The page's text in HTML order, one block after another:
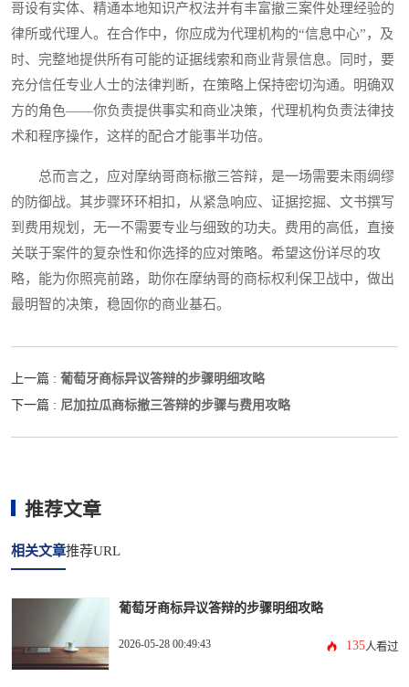
哥设有实体、精通本地知识产权法并有丰富撤三案件处理经验的
律所或代理人。在合作中，你应成为代理机构的“信息中心”，及
时、完整地提供所有可能的证据线索和商业背景信息。同时，要
充分信任专业人士的法律判断，在策略上保持密切沟通。明确双
方的角色——你负责提供事实和商业决策，代理机构负责法律技
术和程序操作，这样的配合才能事半功倍。
总而言之，应对摩纳哥商标撤三答辩，是一场需要未雨绸缪
的防御战。其步骤环环相扣，从紧急响应、证据挖掘、文书撰写
到费用规划，无一不需要专业与细致的功夫。费用的高低，直接
关联于案件的复杂性和你选择的应对策略。希望这份详尽的攻
略，能为你照亮前路，助你在摩纳哥的商标权利保卫战中，做出
最明智的决策，稳固你的商业基石。
上一篇 : 葡萄牙商标异议答辩的步骤明细攻略
下一篇 : 尼加拉瓜商标撤三答辩的步骤与费用攻略
推荐文章
相关文章推荐URL
葡萄牙商标异议答辩的步骤明细攻略
2026-05-28 00:49:43 135人看过